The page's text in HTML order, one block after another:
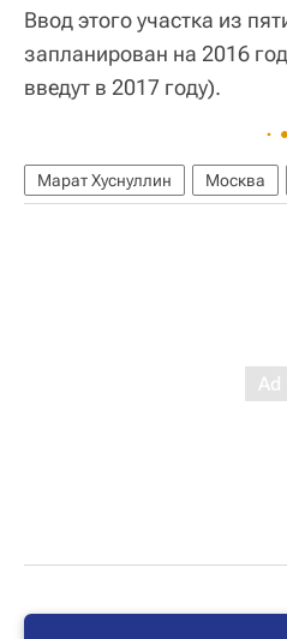
Ввод этого участка из
запланирован на 2016
введут в 2017 году).
Марат Хуснуллин Москва